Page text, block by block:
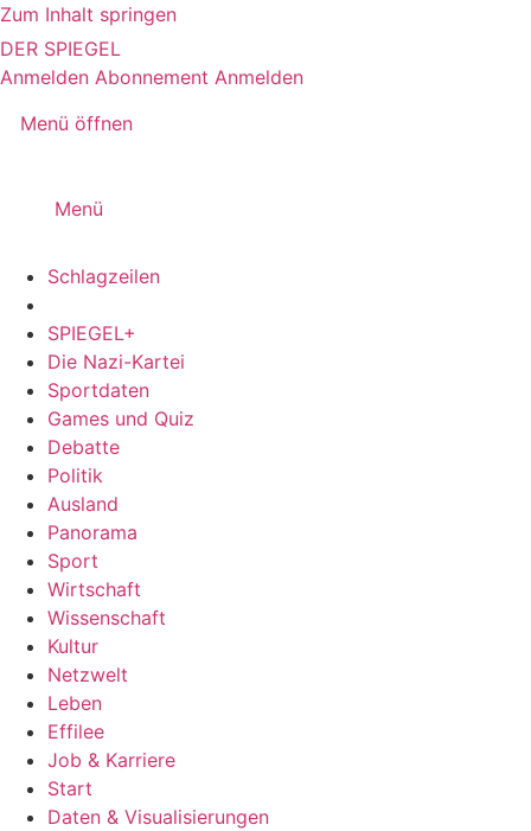
Zum Inhalt springen
DER SPIEGEL
Anmelden Abonnement Anmelden
Menü öffnen
Menü
Schlagzeilen
SPIEGEL+
Die Nazi-Kartei
Sportdaten
Games und Quiz
Debatte
Politik
Ausland
Panorama
Sport
Wirtschaft
Wissenschaft
Kultur
Netzwelt
Leben
Effilee
Job & Karriere
Start
Daten & Visualisierungen